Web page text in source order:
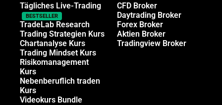
Tägliches Live-Trading
BESTSELLER
TradeLab Research
Trading Strategien Kurs
Chartanalyse Kurs
Trading Mindset Kurs
Risikomanagement
Kurs
Nebenberuflich traden
Kurs
Videokurs Bundle
CFD Broker
Daytrading Broker
Forex Broker
Aktien Broker
Tradingview Broker